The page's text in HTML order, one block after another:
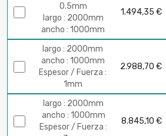
0.5mm
largo : 2000mm
ancho : 1000mm
1.494,35 €
largo : 2000mm
ancho : 1000mm
Espesor / Fuerza :
1mm
2.988,70 €
largo : 2000mm
ancho : 1000mm
Espesor / Fuerza :
8.845,10 €